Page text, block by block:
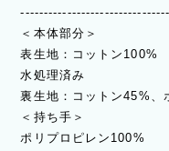
＜本体部分＞
表生地：コットン
水処理済み
裏生地：コットン45%、
＜持ち手＞
ポリプロピレン100%